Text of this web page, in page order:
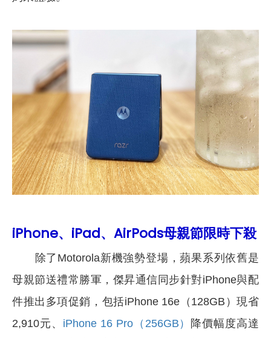
iPhone、iPad、AirPods母親節限時下殺
除了Motorola新機強勢登場，蘋果系列依舊是
母親節送禮常勝軍，傑昇通信同步針對iPhone與配
件推出多項促銷，包括iPhone 16e（128GB）現省
2,910元、 iPhone 16 Pro（256GB） 降價幅度高達